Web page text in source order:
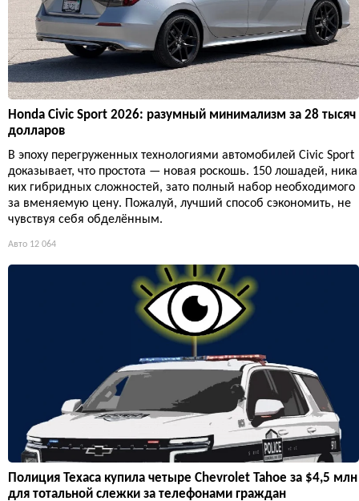
Honda Civic Sport 2026: разумный минимализм за 28 тысяч
долларов
В эпоху перегруженных технологиями автомобилей Civic Sport
доказывает, что простота — новая роскошь. 150 лошадей, ника
ких гибридных сложностей, зато полный набор необходимого
за вменяемую цену. Пожалуй, лучший способ сэкономить, не
чувствуя себя обделённым.
Авто 12 064
Полиция Техаса купила четыре Chevrolet Tahoe за $4,5 млн
для тотальной слежки за телефонами граждан